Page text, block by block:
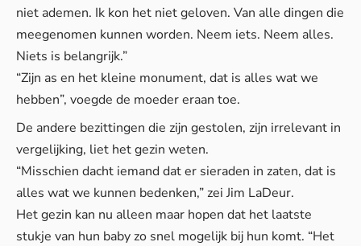
niet ademen. Ik kon het niet geloven. Van alle dingen die
meegenomen kunnen worden. Neem iets. Neem alles.
Niets is belangrijk.”
“Zijn as en het kleine monument, dat is alles wat we
hebben”, voegde de moeder eraan toe.
De andere bezittingen die zijn gestolen, zijn irrelevant in
vergelijking, liet het gezin weten.
“Misschien dacht iemand dat er sieraden in zaten, dat is
alles wat we kunnen bedenken,” zei Jim LaDeur.
Het gezin kan nu alleen maar hopen dat het laatste
stukje van hun baby zo snel mogelijk bij hun komt. “Het